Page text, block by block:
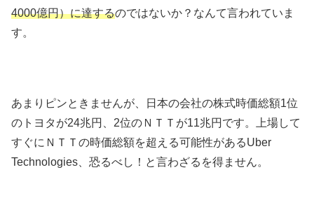
4000億円）に達するのではないか？なんて言われていま
す。
あまりピンときませんが、日本の会社の株式時価総額1位
のトヨタが24兆円、2位のＮＴＴが11兆円です。上場して
すぐにＮＴＴの時価総額を超える可能性があるUber
Technologies、恐るべし！と言わざるを得ません。